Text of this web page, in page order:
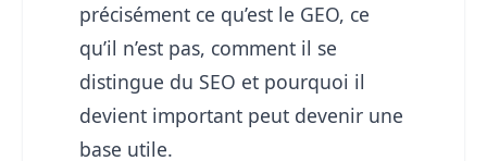
précisément ce qu’est le GEO, ce
qu’il n’est pas, comment il se
distingue du SEO et pourquoi il
devient important peut devenir une
base utile.